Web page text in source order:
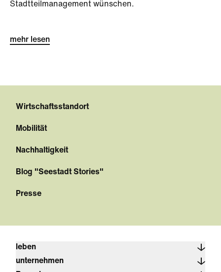
Stadtteilmanagement wünschen.
mehr lesen
Wirtschaftsstandort
Mobilität
Nachhaltigkeit
Blog "Seestadt Stories"
Presse
leben
unternehmen